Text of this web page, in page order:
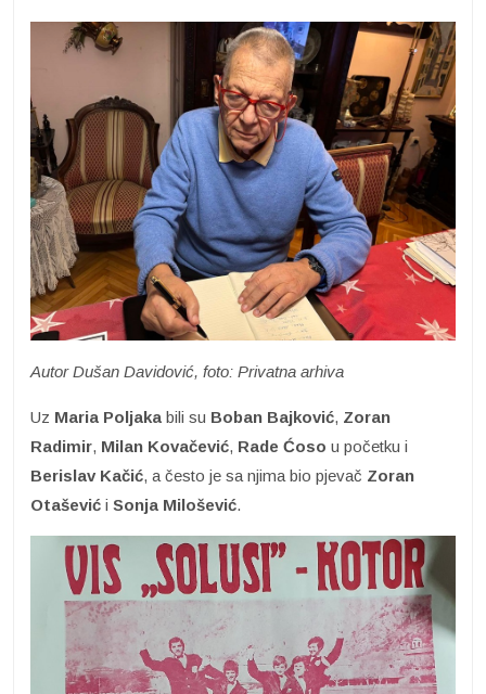
Autor Dušan Davidović, foto: Privatna arhiva
Uz Maria Poljaka bili su Boban Bajković, Zoran
Radimir, Milan Kovačević, Rade Ćoso u početku i
Berislav Kačić, a često je sa njima bio pjevač Zoran
Otašević i Sonja Milošević.